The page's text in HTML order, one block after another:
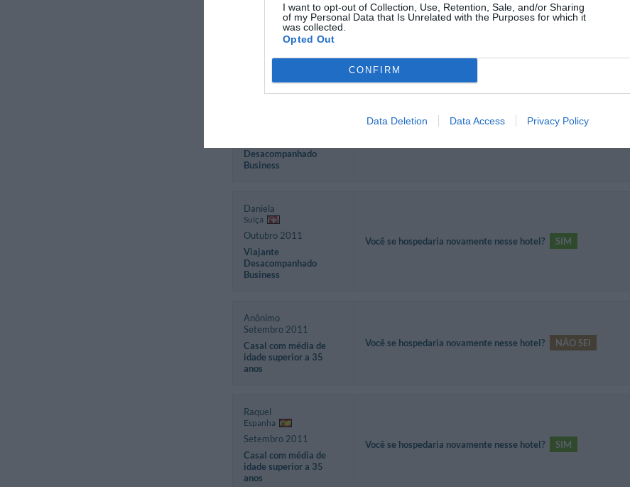
I want to opt-out of Collection, Use, Retention, Sale, and/or Sharing
of my Personal Data that Is Unrelated with the Purposes for which it
was collected.
Opted Out
CONFIRM
Data Deletion Data Access Privacy Policy
Outubro 2011
Família com filhos
adultos
We had to pay for the internet if we used it for more than 1/2 hour.
Desacompanhado
Business
Daniela
Suíça
Outubro 2011
Viajante
Desacompanhado
Business
Você se hospedaria novamente nesse hotel? SIM
Anônimo
Setembro 2011
Casal com média de
idade superior a 35
anos
Você se hospedaria novamente nesse hotel? NÃO SEI
Raquel
Espanha
Setembro 2011
Casal com média de
idade superior a 35
anos
Você se hospedaria novamente nesse hotel? SIM